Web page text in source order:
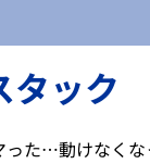
タック
った…動けなくな